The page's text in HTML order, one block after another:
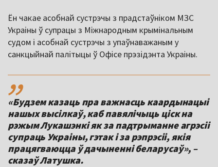
Ён чакае асобнай сустрэчы з прадстаўніком МЗС
Украіны ў супрацы з Міжнародным крымінальным
судом і асобнай сустрэчы з упаўнаважаным у
санкцыйнай палітыцы ў Офісе прэзідэнта Украіны.
,,
«Будзем казаць пра важнасць каардынацыі
нашых высілкаў, каб павялічыць ціск на
рэжым Лукашэнкі як за падтрыманне агрэсіі
супраць Украіны, гэтак і за рэпрэсіі, якія
працягваюцца ў дачыненні беларусаў», –
сказаў Латушка.